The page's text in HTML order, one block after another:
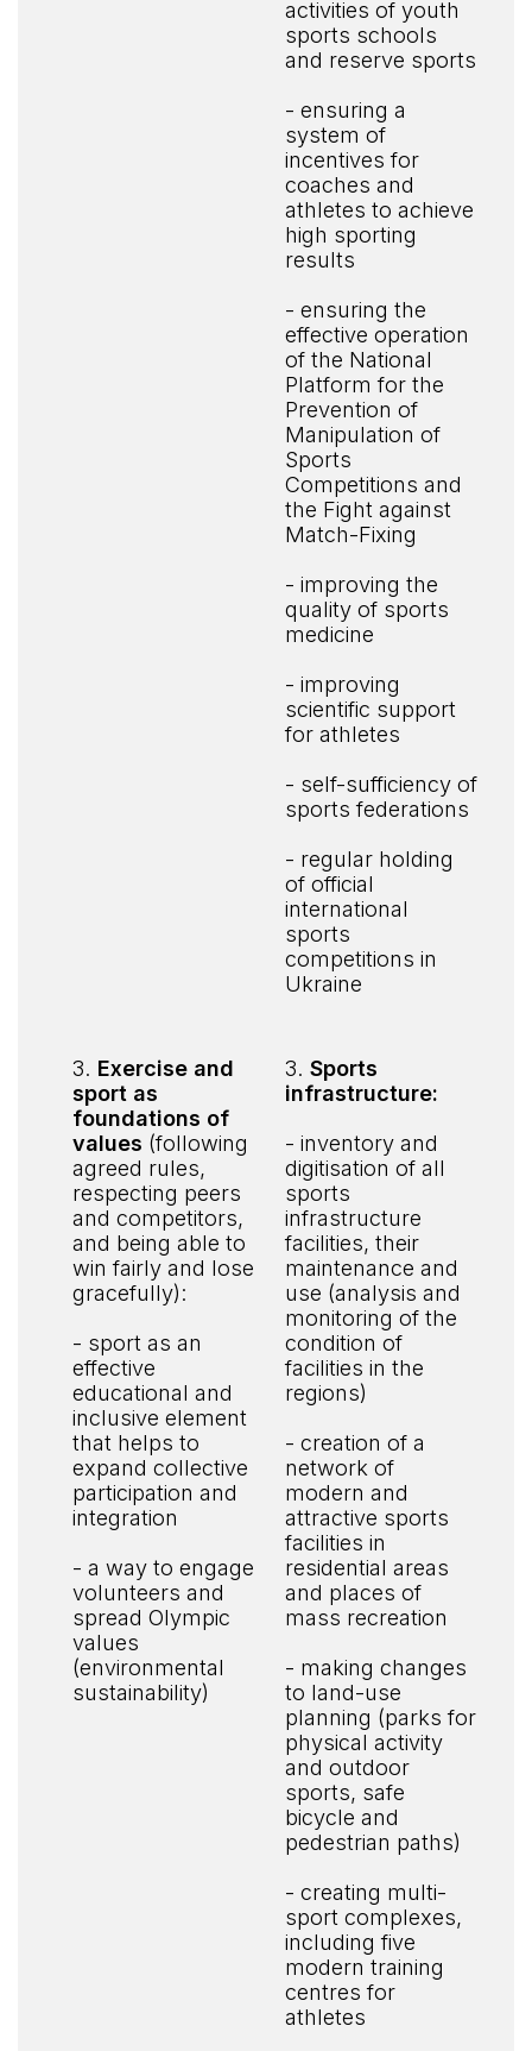
activities of youth
sports schools
and reserve sports
- ensuring a
system of
incentives for
coaches and
athletes to achieve
high sporting
results
- ensuring the
effective operation
of the National
Platform for the
Prevention of
Manipulation of
Sports
Competitions and
the Fight against
Match-Fixing
- improving the
quality of sports
medicine
- improving
scientific support
for athletes
- self-sufficiency of
sports federations
- regular holding
of official
international
sports
competitions in
Ukraine
3. Exercise and
sport as
foundations of
values (following
agreed rules,
respecting peers
and competitors,
and being able to
win fairly and lose
gracefully):
- sport as an
effective
educational and
inclusive element
that helps to
expand collective
participation and
integration
- a way to engage
volunteers and
spread Olympic
values
(environmental
sustainability)
3. Sports
infrastructure:
- inventory and
digitisation of all
sports
infrastructure
facilities, their
maintenance and
use (analysis and
monitoring of the
condition of
facilities in the
regions)
- creation of a
network of
modern and
attractive sports
facilities in
residential areas
and places of
mass recreation
- making changes
to land-use
planning (parks for
physical activity
and outdoor
sports, safe
bicycle and
pedestrian paths)
- creating multi-
sport complexes,
including five
modern training
centres for
athletes